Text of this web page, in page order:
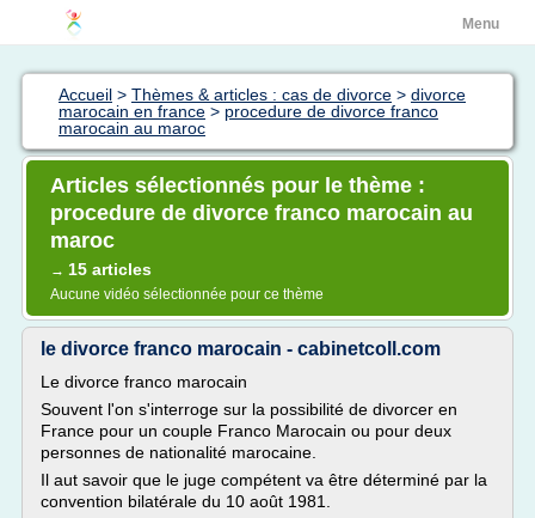
Menu
Accueil > Thèmes & articles : cas de divorce > divorce
marocain en france > procedure de divorce franco
marocain au maroc
Articles sélectionnés pour le thème :
procedure de divorce franco marocain au
maroc
→ 15 articles
Aucune vidéo sélectionnée pour ce thème
le divorce franco marocain - cabinetcoll.com
Le divorce franco marocain
Souvent l'on s'interroge sur la possibilité de divorcer en
France pour un couple Franco Marocain ou pour deux
personnes de nationalité marocaine.
Il aut savoir que le juge compétent va être déterminé par la
convention bilatérale du 10 août 1981.